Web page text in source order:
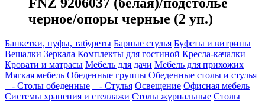
черное/опоры черные (2 уп.)
Банкетки, пуфы, табуреты Барные стулья Буфеты и витрины
Вешалки Зеркала Комплекты для гостиной Кресла-качалки
Кровати и матрасы Мебель для дачи Мебель для прихожих
Мягкая мебель Обеденные группы Обеденные столы и стулья
- Столы обеденные
- Стулья Освещение Офисная мебель
Системы хранения и стеллажи Столы журнальные Столы